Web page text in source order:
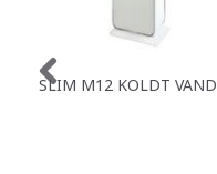
SLIM M12 KOLDT VAND